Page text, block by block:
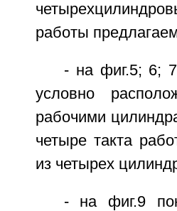
работы
- на фиг.5; 6;
условно
рабочими
четыре такта
из четырех
- на фиг.9